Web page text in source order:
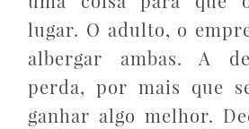
lugar. O adulto, o
albergar ambas. A
perda, por mais que
ganhar algo melhor.